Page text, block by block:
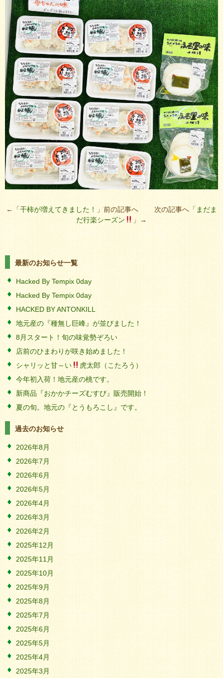
←「干柿が増えてきました！」前の記事へ 次の記事へ「まだま
だ行楽シーズン
」→
最新のお知らせ一覧
Hacked By Tempix 0day
Hacked By Tempix 0day
HACKED BY ANTONKILL
地元産の『種無し巨峰』が並びました！
8月スタート！旬の味覚勢ぞろい
店前のひまわりが咲き始めました！
シャリッと甘～い
虎太郎（こたろう）
今年初入荷！地元産の桃です。
新商品『おかかチーズむすび』販売開始！
夏の旬。地元の『とうもろこし』です。
過去のお知らせ
2026年8月
2026年7月
2026年6月
2026年5月
2026年4月
2026年3月
2026年2月
2025年12月
2025年11月
2025年10月
2025年9月
2025年8月
2025年7月
2025年6月
2025年5月
2025年4月
2025年3月